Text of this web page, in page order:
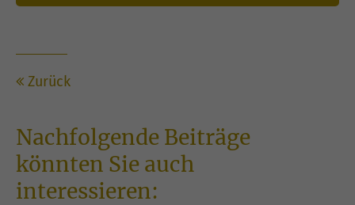
Zurück
Nachfolgende Beiträge
könnten Sie auch
interessieren: